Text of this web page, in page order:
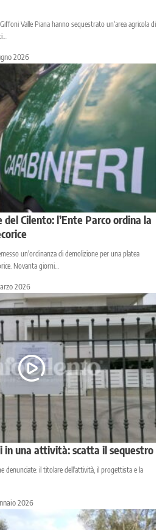
Valle Piana hanno sequestrato un'area agricola di
2026
Cilento: l’Ente Parco ordina la
un'ordinanza di demolizione per una platea
Novanta giorni…
2026
in una attività: scatta il sequestro
denunciate: il titolare dell'attività, il progettista e la
2026